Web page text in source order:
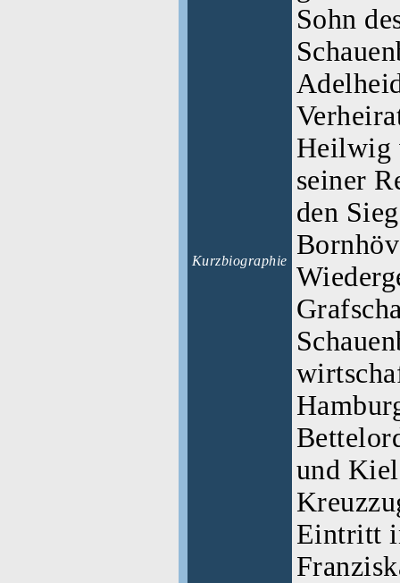
Kurzbiographie
Sohn
Heilwig
seiner
den
und
Eintritt